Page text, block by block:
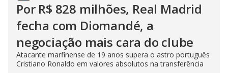
Por R$ 828 milhões, Real Madrid
fecha com Diomandé, a
negociação mais cara do clube
Atacante marfinense de 19 anos supera o astro português
Cristiano Ronaldo em valores absolutos na transferência